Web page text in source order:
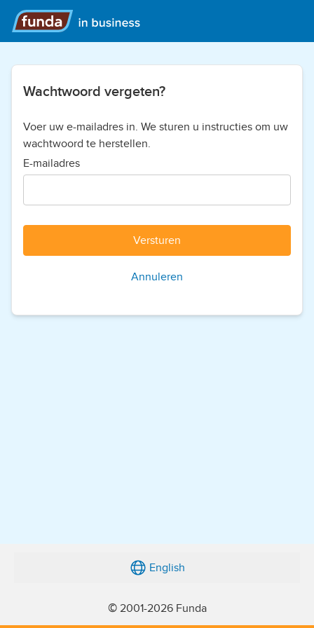
Wachtwoord vergeten?
Voer uw e-mailadres in. We sturen u instructies om uw
wachtwoord te herstellen.
E-mailadres
Versturen
Annuleren
© 2001-2026 Funda
English